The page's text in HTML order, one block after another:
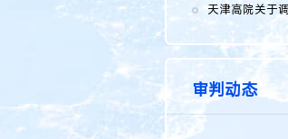
审判动态